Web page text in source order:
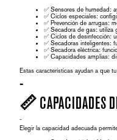
✅Sensores de humedad:
✅Ciclos especiales:
✅ Prevención de arrugas:
✅Secadora de gas: utiliza
✅Ciclos de desinfección:
✅Secadoras inteligentes:
✅Secadora eléctrica:
✅Capacidades amplias:
Estas características ayudan a que
-
📏 CAPACIDADES
-
Elegir la capacidad adecuada